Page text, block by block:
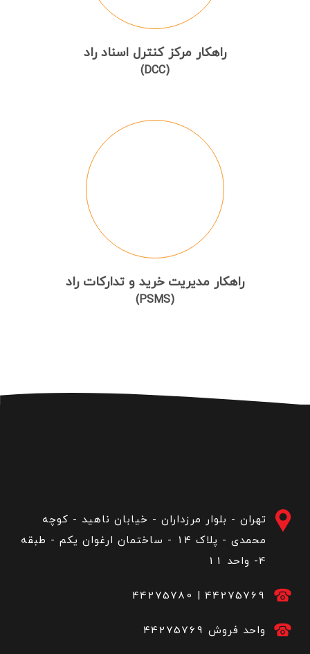
راهکار مرکز کنترل اسناد راد
(DCC)
راهکار مدیریت خرید و تدارکات راد
(PSMS)
تهران - بلوار مرزداران - خیابان ناهید - کوچه
محمدی - پلاک 14 - ساختمان ارغوان یکم - طبقه
4- واحد 11
44275780 | 44275769
44275769 واحد فروش